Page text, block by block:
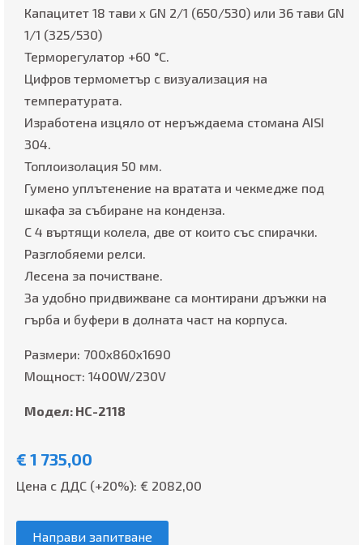
Капацитет 18 тави x GN 2/1 (650/530) или 36 тави GN
1/1 (325/530)
Терморегулатор +60 °C.
Цифров термометър с визуализация на
температурата.
Изработена изцяло от неръждаема стомана AISI
304.
Топлоизолация 50 мм.
Гумено уплътенение на вратата и чекмедже под
шкафа за събиране на конденза.
С 4 въртящи колела, две от които със спирачки.
Разглобяеми релси.
Лесена за почистване.
За удобно придвижване са монтирани дръжки на
гърба и буфери в долната част на корпуса.
Размери: 700x860x1690
Мощност: 1400W/230V
Модел: HC-2118
€ 1 735,00
Цена с ДДС (+20%): € 2082,00
Направи запитване